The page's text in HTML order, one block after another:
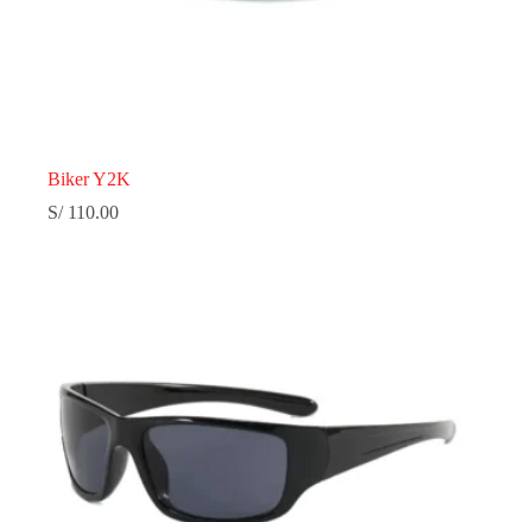
Biker Y2K
S/110.00